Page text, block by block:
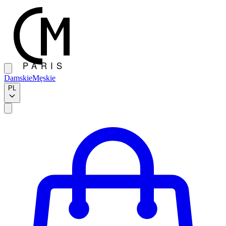
DamskieMęskie
PL